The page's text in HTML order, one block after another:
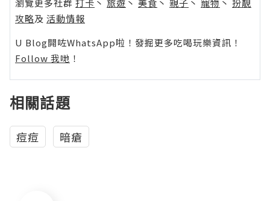
瀏覽更多社群 打卡 丶 旅遊 丶 美食 丶 親子 丶 寵物 丶 扮靚
攻略及 活動情報
U Blog開咗WhatsApp啦！發掘更多吃喝玩樂資訊！
Follow 我哋 ！
相關話題
痘痘 暗瘡